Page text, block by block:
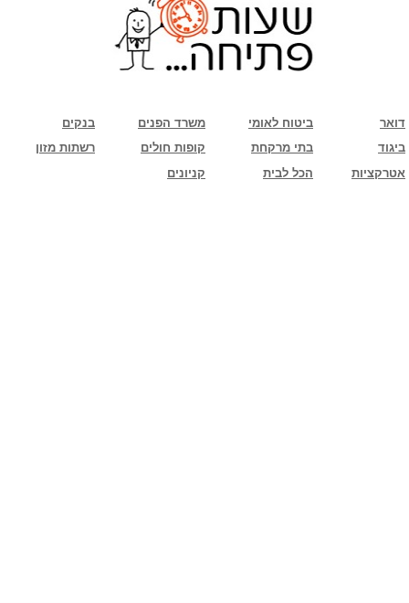
בנקים משרד הפנים ביטוח לאומי
דואר
רשתות מזון
קופות חולים בתי מרקחת
ביגוד
קניונים
הכל לבית אטרקציות